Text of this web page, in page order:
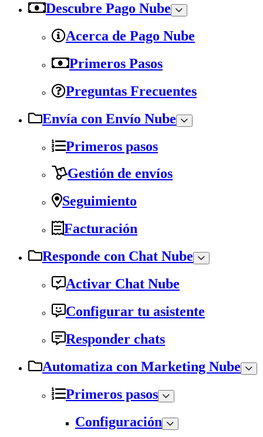
Descubre Pago Nube
Acerca de Pago Nube
Primeros Pasos
Preguntas Frecuentes
Envía con Envío Nube
Primeros pasos
Gestión de envíos
Seguimiento
Facturación
Responde con Chat Nube
Activar Chat Nube
Configurar tu asistente
Responder chats
Automatiza con Marketing Nube
Primeros pasos
Configuración